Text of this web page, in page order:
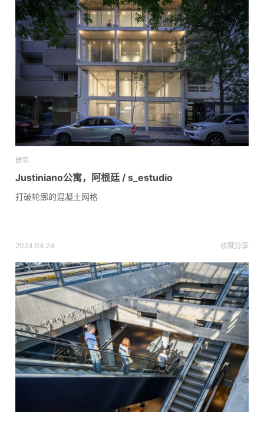
建筑
Justiniano公寓，阿根廷 / s_estudio
打破轮廓的混凝土网格
2024.04.24 收藏分享